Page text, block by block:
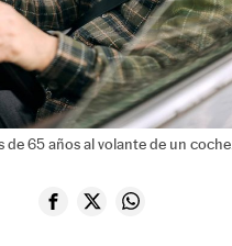
65 años al volante de un coche.